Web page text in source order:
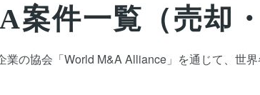
件一覧（売却
の協会「World M&A Alliance」を通じて、世